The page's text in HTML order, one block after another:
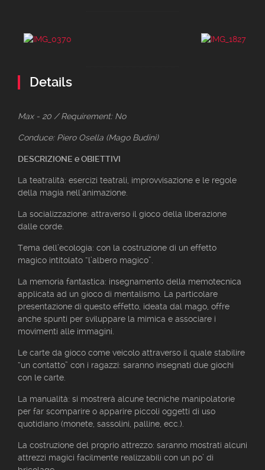
Details
Max - 20 / Requirement: No
Conduce: Piero Osella (Mago Budinì)
DESCRIZIONE e OBIETTIVI
La teatralità: esercizi teatrali, improvvisazione e le regole
della magia nell’animazione.
La socializzazione: attraverso il gioco della liberazione
dalle corde.
Tema dell’ecologia: con la costruzione di un effetto
magico intitolato “l’albero magico”.
La memoria fantastica: insegnamento della memotecnica
applicata ad un gioco di mentalismo. La particolare
presentazione di questo effetto, ideata dal mago, offre
anche spunti per sviluppare la mimica e associare i
movimenti alle immagini.
Le carte da gioco come veicolo attraverso il quale stabilire
“un contatto” con i ragazzi: saranno insegnati due giochi
con le carte.
La manualità: si mostrerà alcune tecniche manipolatorie
per far scomparire o apparire piccoli oggetti di uso
quotidiano (monete, sassolini, palline, ecc.).
La costruzione del proprio attrezzo: saranno mostrati alcuni
attrezzi magici facilmente realizzabili con un po’ di